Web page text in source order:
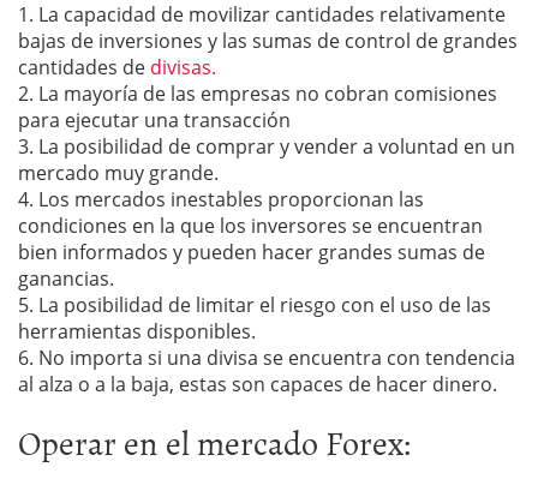
1. La capacidad de movilizar cantidades relativamente
bajas de inversiones y las sumas de control de grandes
cantidades de divisas.
2. La mayoría de las empresas no cobran comisiones
para ejecutar una transacción
3. La posibilidad de comprar y vender a voluntad en un
mercado muy grande.
4. Los mercados inestables proporcionan las
condiciones en la que los inversores se encuentran
bien informados y pueden hacer grandes sumas de
ganancias.
5. La posibilidad de limitar el riesgo con el uso de las
herramientas disponibles.
6. No importa si una divisa se encuentra con tendencia
al alza o a la baja, estas son capaces de hacer dinero.
Operar en el mercado Forex: